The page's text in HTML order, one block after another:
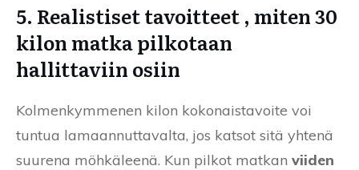
5. Realistiset tavoitteet , miten 30
kilon matka pilkotaan
hallittaviin osiin
Kolmenkymmenen kilon kokonaistavoite voi
tuntua lamaannuttavalta, jos katsot sitä yhtenä
suurena möhkäleenä. Kun pilkot matkan viiden